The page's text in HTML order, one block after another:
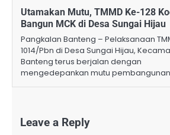
Utamakan Mutu, TMMD Ke-128
Bangun MCK di Desa Sungai Hijau
Pangkalan Banteng – Pelaksanaan
1014/Pbn di Desa Sungai Hijau,
Banteng terus berjalan dengan
mengedepankan mutu
Leave a Reply